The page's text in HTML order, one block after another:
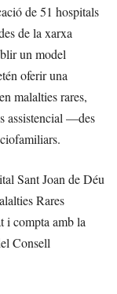
de 51 hospitals
de la xarxa
un model
oferir una
malalties rares,
assistencial —des
Sant Joan de Déu
Rares
i compta amb la
Consell